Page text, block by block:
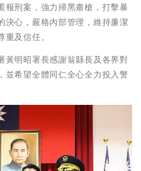
報刑案，強力掃黑肅槍，打擊暴
決心，嚴格內部管理，維持廉潔
及信任。
黃明昭署長感謝翁縣長及各界對
並希望全體同仁全心全力投入警